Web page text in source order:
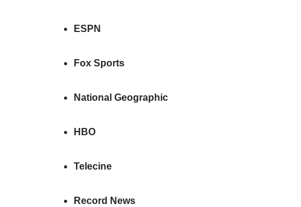
ESPN
Fox Sports
National Geographic
HBO
Telecine
Record News